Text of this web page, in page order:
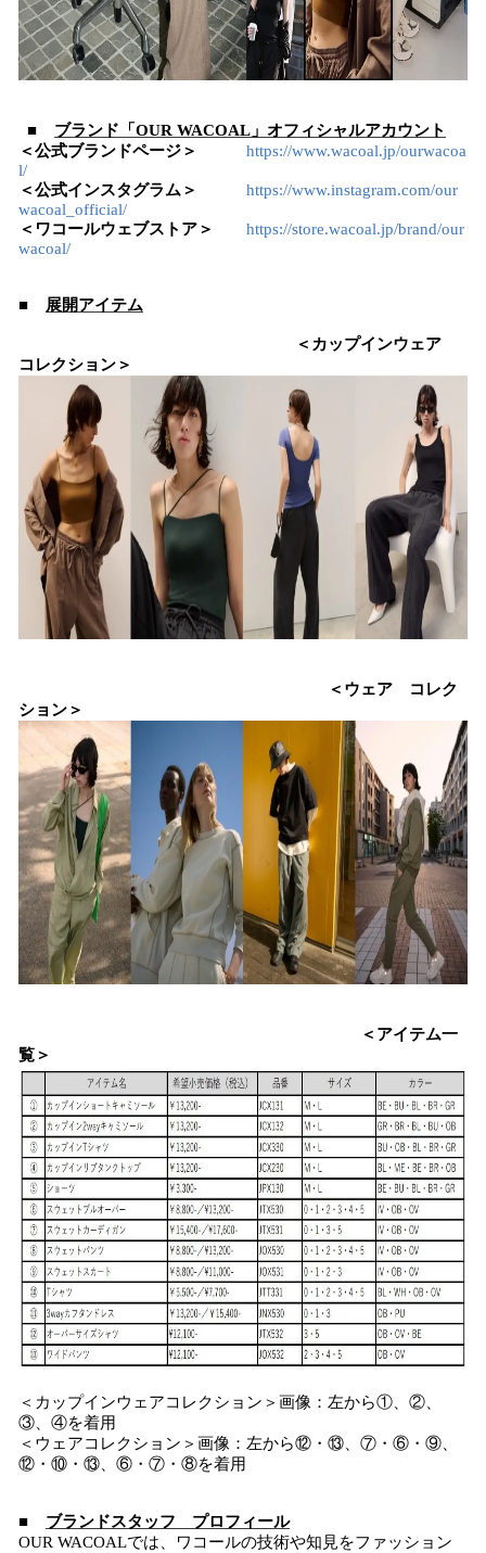
■ ブランド「OUR WACOAL」オフィシャルアカウント
＜公式ブランドページ＞ https://www.wacoal.jp/ourwacoa
l/
＜公式インスタグラム＞ https://www.instagram.com/our
wacoal_official/
＜ワコールウェブストア＞ https://store.wacoal.jp/brand/our
wacoal/
■ 展開アイテム
＜カップインウェア
コレクション＞
＜ウェア コレク
ション＞
＜アイテム一
覧＞
＜カップインウェアコレクション＞画像：左から①、②、
③、④を着用
＜ウェアコレクション＞画像：左から⑫・⑬、⑦・⑥・⑨、
⑫・⑩・⑬、⑥・⑦・⑧を着用
■ ブランドスタッフ プロフィール
OUR WACOALでは、ワコールの技術や知見をファッション